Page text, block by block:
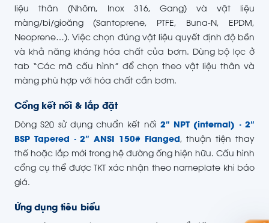
liệu thân (Nhôm, Inox 316, Gang) và vật liệu
màng/bi/gioăng (Santoprene, PTFE, Buna-N, EPDM,
Neoprene…). Việc chọn đúng vật liệu quyết định độ bền
và khả năng kháng hóa chất của bơm. Dùng bộ lọc ở
tab “Các mã cấu hình” để chọn theo vật liệu thân và
màng phù hợp với hóa chất cần bơm.
Cổng kết nối & lắp đặt
Dòng S20 sử dụng chuẩn kết nối 2″ NPT (internal) · 2″
BSP Tapered · 2″ ANSI 150# Flanged, thuận tiện thay
thế hoặc lắp mới trong hệ đường ống hiện hữu. Cấu hình
cổng cụ thể được TKT xác nhận theo nameplate khi báo
giá.
Ứng dụng tiêu biểu